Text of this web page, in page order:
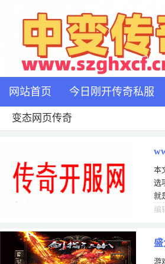
网站首页 今日刚开传奇私服
变态网页传奇
本
选
就
的
编
盛
游